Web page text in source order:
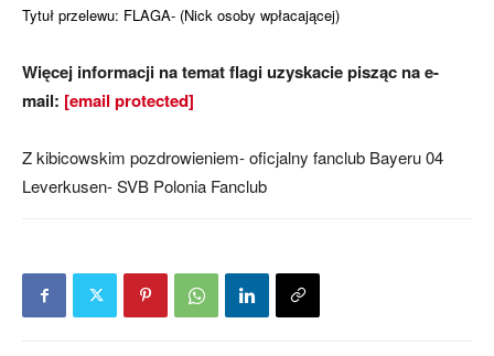
Tytuł przelewu: FLAGA- (Nick osoby wpłacającej)
Więcej informacji na temat flagi uzyskacie pisząc na e-
mail: [email protected]
Z kibicowskim pozdrowieniem- oficjalny fanclub Bayeru 04
Leverkusen- SVB Polonia Fanclub